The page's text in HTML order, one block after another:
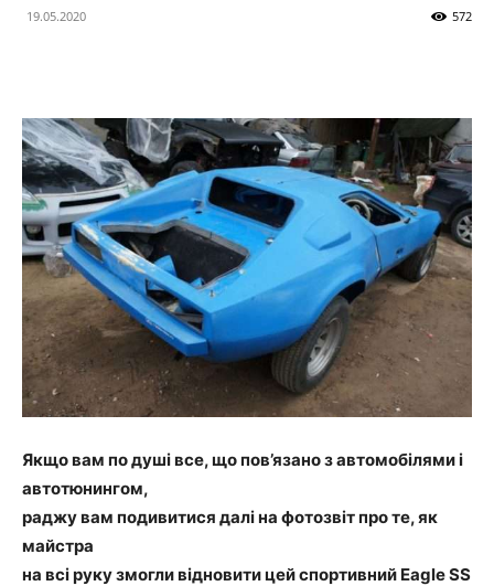
19.05.2020 572
Якщо вам по душі все, що пов’язано з автомобілями і
автотюнингом,
раджу вам подивитися далі на фотозвіт про те, як
майстра
на всі руку змогли відновити цей спортивний Eagle SS